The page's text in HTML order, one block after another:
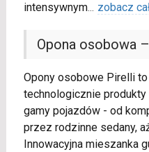
intensywnym... zobacz
Opona osobowa –
Opony osobowe Pirelli
technologicznie
gamy pojazdów - od
przez rodzinne sedany,
Innowacyjna mieszanka